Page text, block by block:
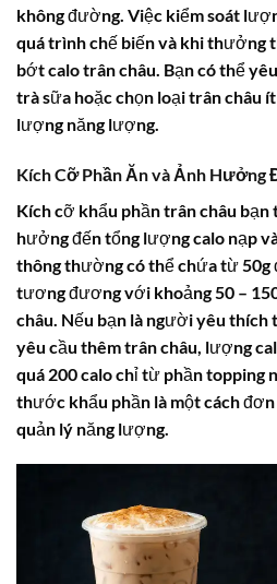
không đường. Việc kiểm soát
quá trình chế biến và khi thưởng
bớtcalo trân châu . Bạn có thể
trà sữa hoặc chọn loại trân châu
lượng năng lượng.
Kích Cỡ Phần Ăn và Ảnh Hưởng
Kích cỡ khẩu phầntrân châu bạn
hưởng đến tổng lượng calo nạp
thông thường có thể chứa từ 50g
tương đương với khoảng 50 –
châu. Nếu bạn là người yêu
yêu cầu thêm trân châu, lượng
quá 200 calo chỉ từ phần topping
thước khẩu phần là một cách
quản lý năng lượng.